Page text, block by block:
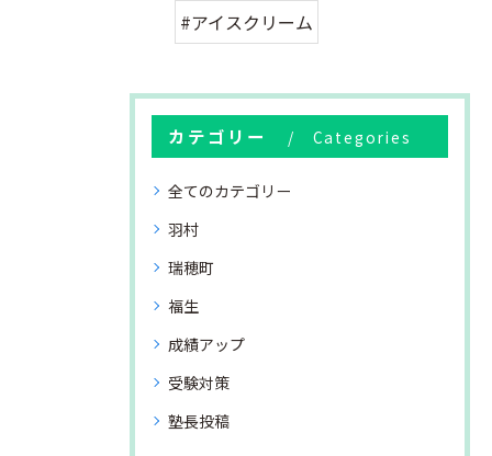
#アイスクリーム
カテゴリー Categories
全てのカテゴリー
羽村
瑞穂町
福生
成績アップ
受験対策
塾長投稿